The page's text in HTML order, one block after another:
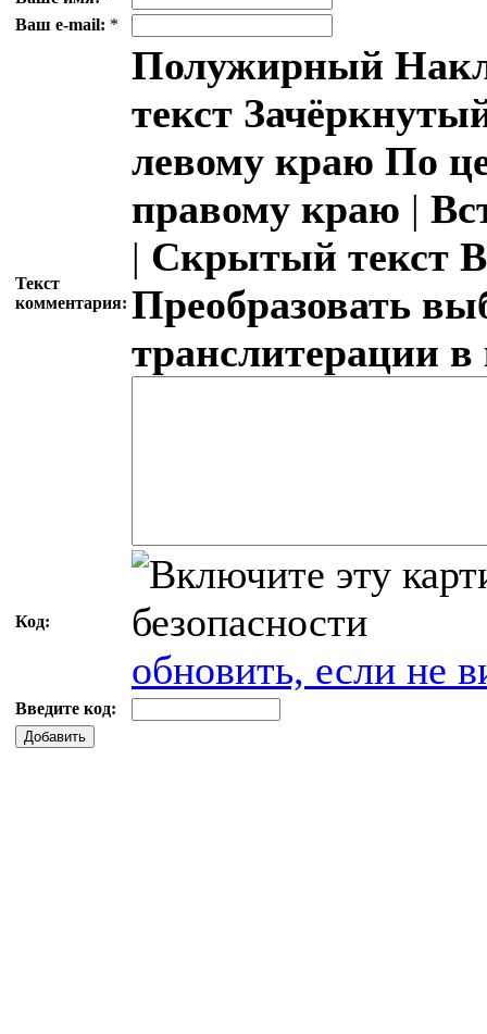
Ваш e-mail: *
Текст
комментария:
Полужирный
текст
левому краю По
правому краю |
| Скрытый текст
Преобразовать
транслитерации
Код:
обновить, если не
Введите код:
Добавить